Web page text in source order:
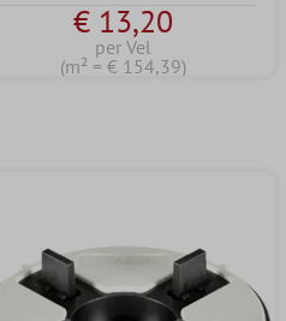
€ 13,20
per Vel
(m² = € 154,39)